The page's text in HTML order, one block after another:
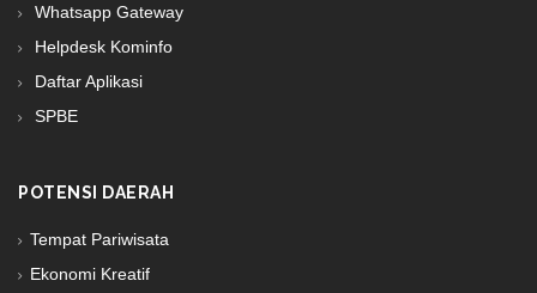
Whatsapp Gateway
Helpdesk Kominfo
Daftar Aplikasi
SPBE
POTENSI DAERAH
Tempat Pariwisata
Ekonomi Kreatif